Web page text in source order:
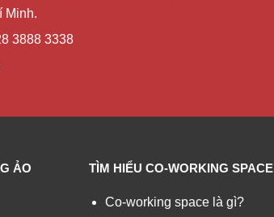
Minh.
3888 3338
ẢO TÌM HIỂU CO-WORKING SPACE
Co-working space là gì?